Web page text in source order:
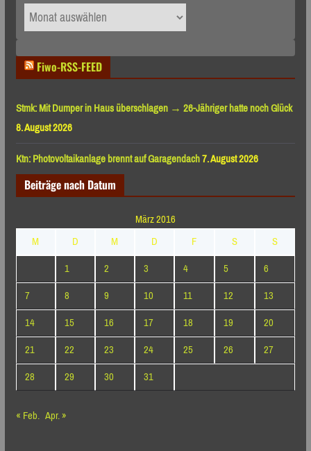
Archiv
nach
Fiwo-RSS-FEED
Stmk: Mit Dumper in Haus überschlagen → 26-Jähriger hatte noch Glück
8. August 2026
Ktn: Photovoltaikanlage brennt auf Garagendach7. August 2026
Beiträge nach Datum
März 2016
M
D M D F S
S
1
2 3 4 5
6
7
8 9 10 11 12
13
14
15 16 17 18 19
20
21
22 23 24 25 26
27
28
29 30
31
« Feb. Apr. »